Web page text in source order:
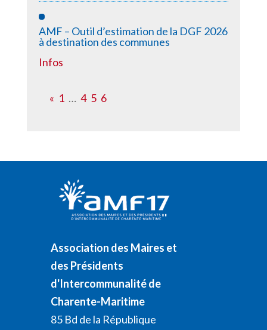
AMF – Outil d’estimation de la DGF 2026
à destination des communes
Infos
« 1 … 4 5 6
Association des Maires et
des Présidents
d'Intercommunalité de
Charente-Maritime
85 Bd de la République